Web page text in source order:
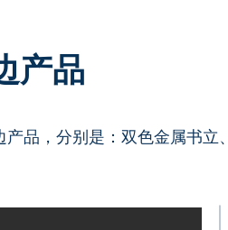
产品
品，分别是：双色金属书立